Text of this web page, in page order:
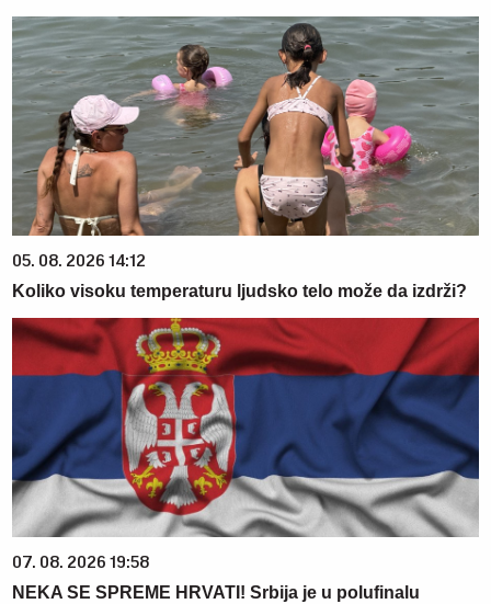
05. 08. 2026 14:12
Koliko visoku temperaturu ljudsko telo može da izdrži?
07. 08. 2026 19:58
NEKA SE SPREME HRVATI! Srbija je u polufinalu